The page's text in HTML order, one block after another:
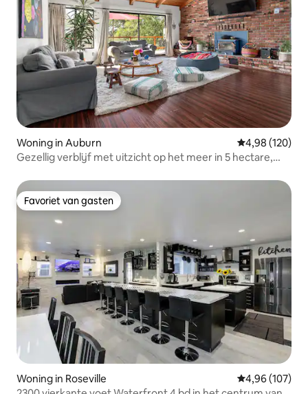
Woning in Auburn Gemiddelde
4,98 (120)
Gezellig verblijf met uitzicht op het meer in 5 hectare,
Favoriet van gasten
Favoriet van gasten
Woning in Roseville Gemiddelde
4,96 (107)